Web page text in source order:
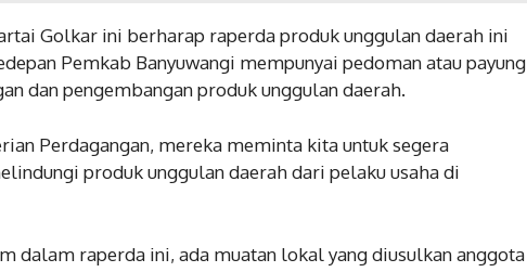
Golkar ini berharap raperda produk unggulan daerah ini
Pemkab Banyuwangi mempunyai pedoman atau payung
dan pengembangan produk unggulan daerah.
Perdagangan, mereka meminta kita untuk segera
produk unggulan daerah dari pelaku usaha di
dalam raperda ini, ada muatan lokal yang diusulkan anggota